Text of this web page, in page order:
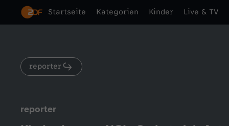
Startseite Kategorien Kinder Live & TV
reporter
reporter